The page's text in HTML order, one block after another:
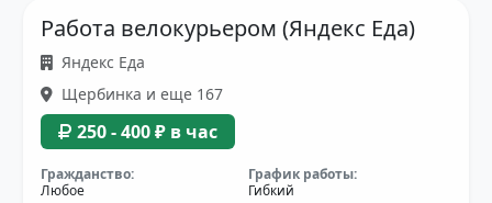
Работа велокурьером (Яндекс Еда)
Яндекс Еда
Щербинка и еще 167
250 - 400 ₽ в час
Гражданство:
Любое
График работы:
Гибкий